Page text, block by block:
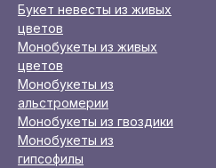
Букет невесты из живых
цветов
Монобукеты из живых
цветов
Монобукеты из
альстромерии
Монобукеты из гвоздики
Монобукеты из
гипсофилы